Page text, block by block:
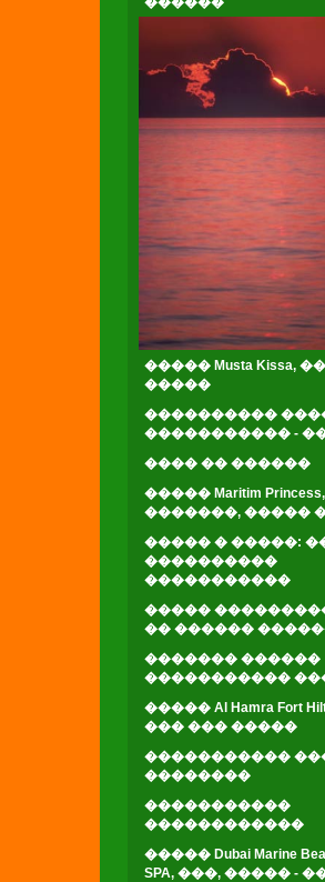
����� Musta Kissa,
�����
����������
����������� -
���� �� ������
����� Maritim Princess,
�������, �����
����� � �����:
����������
�����������
�����
�� ������
������� ������
�����������
����� Al Hamra Fort
��� ��� �����
�����������
��������
�����������
������������
����� Dubai Marine
SPA, ���, ����� -